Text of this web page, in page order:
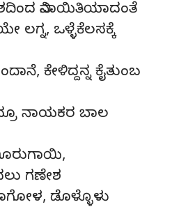
ವಿನಾಯಿತಿಯಾದಂತೆ
ಲಗ್ನ, ಒಳ್ಳೆಕೆಲಸಕ್ಕೆ
ಕೇಳಿದ್ದನ್ನ ಕೈತುಂಬ
ನಾಯಕರ ಬಾಲ
ಗಣೇಶ
ಡೊಳ್ಳೊಳು